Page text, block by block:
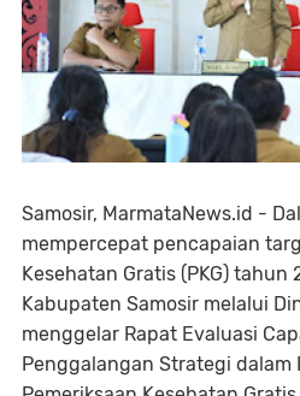
Samosir, MarmataNews.id -
mempercepat pencapaian
Kesehatan Gratis (PKG) tahun
Kabupaten Samosir melalui
menggelar Rapat Evaluasi
Penggalangan Strategi dalam